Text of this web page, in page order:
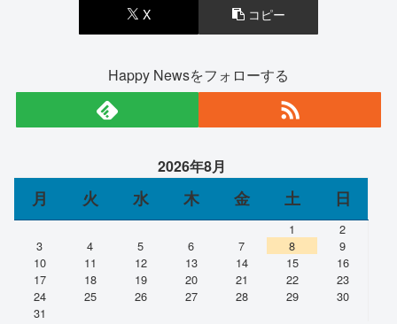
X コピー
Happy Newsをフォローする
2026年8月
月 火 水 木 金 土 日
1
2
3
4 5 6 7 8
9
10
11 12 13 14 15
16
17
18 19 20 21 22
23
24
25 26 27 28 29
30
31